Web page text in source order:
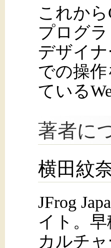
これか
プログ
デザイ
での操
ている
著者に
横田紋
JFrog
イト。
カルチ